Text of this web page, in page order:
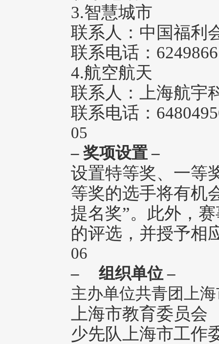
3.智慧城市
联系人： 中国福利
联系电话：
4.航空航天
联系人：上海航宇
联系电话：
05
– 奖项设置 –
设置特等奖、一等
等奖的选手将有机
提名奖”。此外，
的评选，并授予相
06
– 组织单位 –
主办单位共青团上
上海市教育委员会
少先队上海市工作